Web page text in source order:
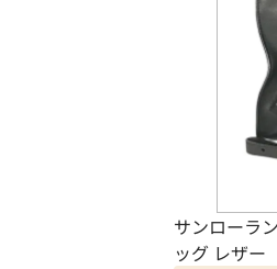
サンローラ
ッグ レザー